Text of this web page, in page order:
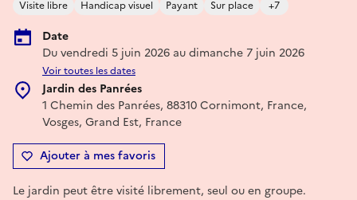
Visite libre Handicap visuel Payant Sur place +7
Date
Du vendredi 5 juin 2026 au dimanche 7 juin 2026
Voir toutes les dates
Jardin des Panrées
1 Chemin des Panrées, 88310 Cornimont, France,
Vosges, Grand Est, France
Ajouter à mes favoris
Le jardin peut être visité librement, seul ou en groupe.